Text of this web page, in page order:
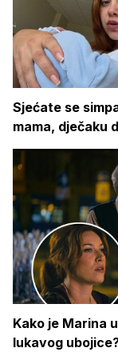
Sjećate se
mama, dječaku
Kako je Marina
lukavog